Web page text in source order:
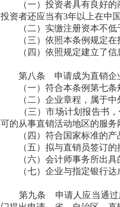
（一）投资者具有良好的
投资者还应当有3年以上在中
（二）实缴注册资本不低
（三）依照本条例规定在
（四）依照规定建立了信
第八条 申请成为直销企业
（一）符合本条例第七条
（二）企业章程，属于中
（三）市场计划报告书，
可的从事直销活动地区的服务
（四）符合国家标准的产
（五）拟与直销员签订的
（六）会计师事务所出具
（七）企业与指定银行达
第九条 申请人应当通过所